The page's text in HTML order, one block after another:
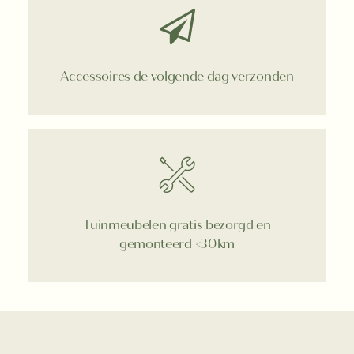
Accessoires de volgende dag verzonden
Tuinmeubelen gratis bezorgd en
gemonteerd <30km